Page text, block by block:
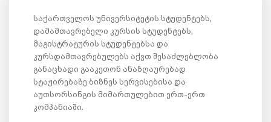
საქართველოს უნივერსიტეტის სტუდენტებს,
დამამთავრებელი კურსის სტუდენტებს,
მაგისტრატურის სტუდენტებსა და
კურსდამთავრებულებს აქვთ შესაძლებლობა
განაცხადი გააკეთონ ანაზღაურებად
სტაჟირებაზე ბიზნეს სერვისებისა და
აუთსორსინგის მიმართულებით ერთ-ერთ
კომპანიაში.